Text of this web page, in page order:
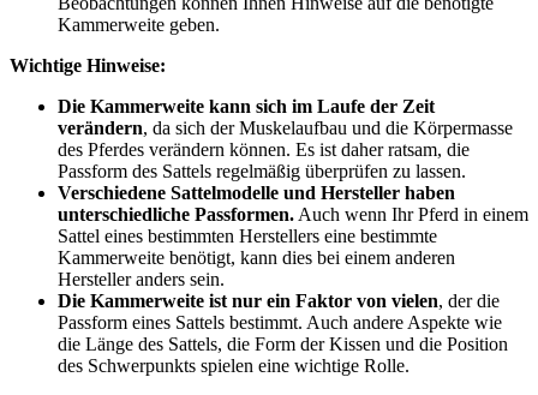
Kammerweite geben.
Wichtige Hinweise:
Die Kammerweite kann sich im Laufe der Zeit
verändern, da sich der Muskelaufbau und die Körpermasse
des Pferdes verändern können. Es ist daher ratsam, die
Passform des Sattels regelmäßig überprüfen zu lassen.
Verschiedene Sattelmodelle und Hersteller haben
unterschiedliche Passformen. Auch wenn Ihr Pferd in einem
Sattel eines bestimmten Herstellers eine bestimmte
Kammerweite benötigt, kann dies bei einem anderen
Hersteller anders sein.
Die Kammerweite ist nur ein Faktor von vielen, der die
Passform eines Sattels bestimmt. Auch andere Aspekte wie
die Länge des Sattels, die Form der Kissen und die Position
des Schwerpunkts spielen eine wichtige Rolle.